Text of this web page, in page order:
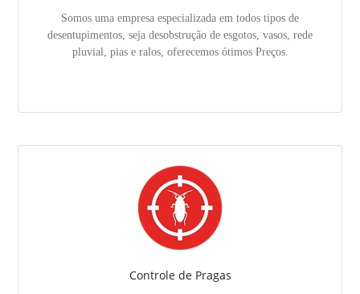
Somos uma empresa especializada em todos tipos de
desentupimentos, seja desobstrução de esgotos, vasos, rede
pluvial, pias e ralos, oferecemos ótimos Preços.
Controle de Pragas